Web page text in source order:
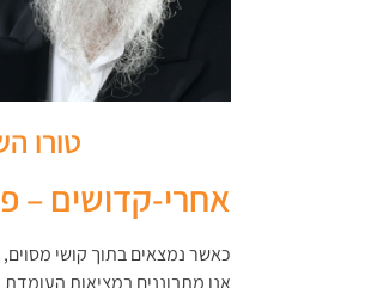
טורו
אחרי-קדושים –
כאשר נמצאים בתוך קושי
אנו מתבוננים במציאות